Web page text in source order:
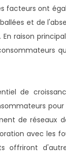
facteurs ont
et de
raison
de
de réseaux
avec les
offriront